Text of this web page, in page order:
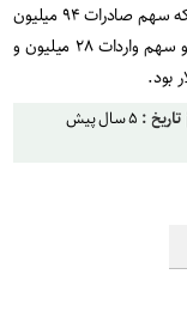
۵۸ میلیارد و ۷۰۲ میلیون دلار مبادلات خارجی داشت که سهم صادرات ۹۴ میلیون
و ۵۴۱ هزار تن به ارزش ۲۸ میلیارد و ۶۳ میلیون دلار و سهم واردات ۲۸ میلیون و
تاریخ : ۵ سال پیش